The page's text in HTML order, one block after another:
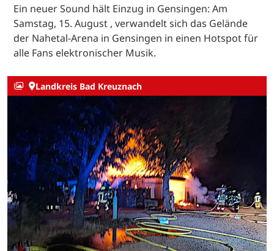
Ein neuer Sound hält Einzug in Gensingen: Am
Samstag, 15. August , verwandelt sich das Gelände
der Nahetal-Arena in Gensingen in einen Hotspot für
alle Fans elektronischer Musik.
Landkreis Bad Kreuznach